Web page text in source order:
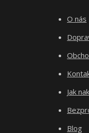
O nás
Jak
Blog